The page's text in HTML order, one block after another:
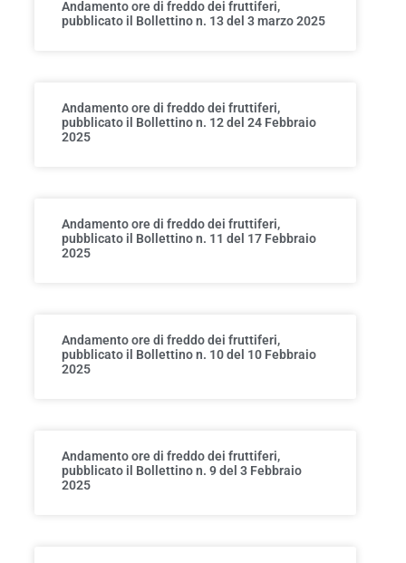
Andamento ore di freddo dei fruttiferi,
pubblicato il Bollettino n. 13 del 3 marzo 2025
Andamento ore di freddo dei fruttiferi,
pubblicato il Bollettino n. 12 del 24 Febbraio
2025
Andamento ore di freddo dei fruttiferi,
pubblicato il Bollettino n. 11 del 17 Febbraio
2025
Andamento ore di freddo dei fruttiferi,
pubblicato il Bollettino n. 10 del 10 Febbraio
2025
Andamento ore di freddo dei fruttiferi,
pubblicato il Bollettino n. 9 del 3 Febbraio
2025